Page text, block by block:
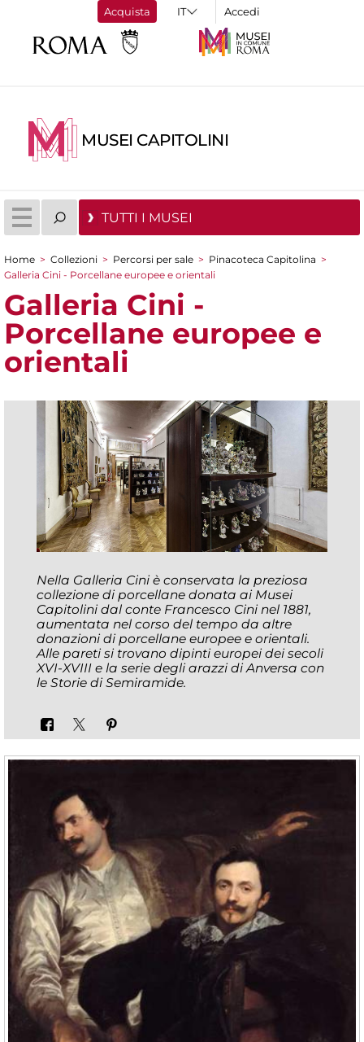
Acquista Accedi
MUSEI CAPITOLINI
TUTTI I MUSEI
Tu sei qui
Home > Collezioni > Percorsi per sale > Pinacoteca Capitolina >
Galleria Cini - Porcellane europee e orientali
Galleria Cini -
Porcellane europee e
orientali
Nella Galleria Cini è conservata la preziosa
collezione di porcellane donata ai Musei
Capitolini dal conte Francesco Cini nel 1881,
aumentata nel corso del tempo da altre
donazioni di porcellane europee e orientali.
Alle pareti si trovano dipinti europei dei secoli
XVI-XVIII e la serie degli arazzi di Anversa con
le Storie di Semiramide.